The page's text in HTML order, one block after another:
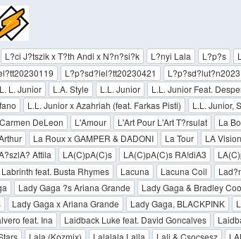
L?ci J?tszik x T?th Andi x N?n?si?k L?nyi Lala L?p?s
L?p?sd?lel?tt20230421
L. L. Junior L.A. Style L.L. Junior
L.L. Junior Feat.
L.L. Junior x Azahriah (feat. Farkas Pisti)
L.L. Junior,
DeLeon L'Amour L'Art Pour L'Art T?rsulat La
La Roux x GAMPER & DADONI La Tour
LA
Attila LA(C)pA(C)s LA(C)pA(C)s RA!diA3
Labrinth feat. Busta Rhymes Lacuna Lacuna Coil
Lady Gaga ?s Ariana Grande Lady Gaga & Bradley
Lady Gaga x Ariana Grande Lady Gaga, BLACKPINK
feat. Ina Laidback Luke feat. David Goncalves
Lala (Kozmix) Lalalala Lalla Lali & Csocsesz